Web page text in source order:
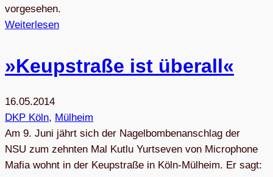
vorgesehen.
Weiterlesen
»Keup­straße ist überall«
16.05.2014
DKP Köln, Mülheim
Am 9. Ju­ni jährt sich der Na­gel­bom­ben­an­schlag der
NSU zum zehn­ten Mal Kut­lu Yurtse­ven von Mi­cro­pho­ne
Ma­fia wohnt in der Ke­up­stra­ße in Köln-Mül­heim. Er sagt: